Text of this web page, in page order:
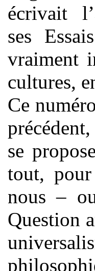
écrivait
ses
vraiment
cultures,
Ce
se
tout,
nous –
Question